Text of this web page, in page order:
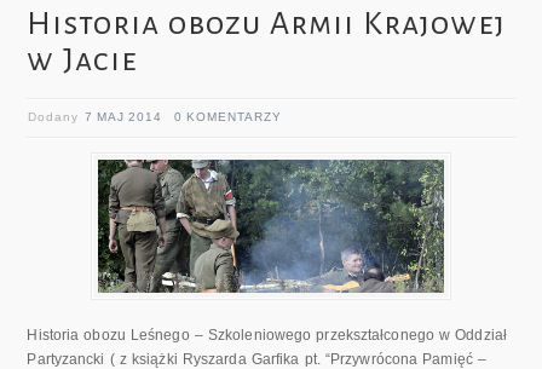
Historia obozu Armii Krajowej
w Jacie
Dodany7 MAJ 2014 0 KOMENTARZY
Historia obozu Leśnego – Szkoleniowego przekształconego w Oddział
Partyzancki ( z książki Ryszarda Garfika pt. “Przywrócona Pamięć –